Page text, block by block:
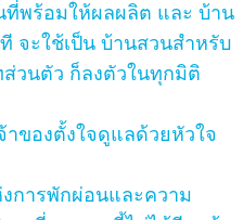
ที่พร้อมให้ผลผลิต และ บ้าน
จะใช้เป็น บ้านสวนสำหรับ
วนตัว ก็ลงตัวในทุกมิติ
ของตั้งใจดูแลด้วยหัวใจ
การพักผ่อนและความ